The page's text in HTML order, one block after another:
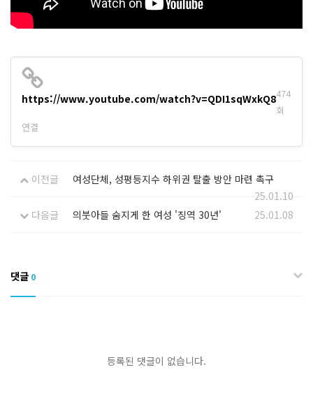
https://www.youtube.com/watch?v=QDI1sqWxkQ8474
회
연결
이전글
여성단체, 성평등지수 하위권 탈출 방안 마련 촉구
25.01.10
다음글
의붓아들 숨지게 한 여성 '징역 30년' 25.01.08
댓글 0
등록된 댓글이 없습니다.